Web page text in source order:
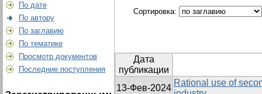
По дате
По автору
По заглавию
По тематике
Просмотр документов
Последние поступления
Сортировка:
Дата
публикации
13-Фев-2024
Rational use of